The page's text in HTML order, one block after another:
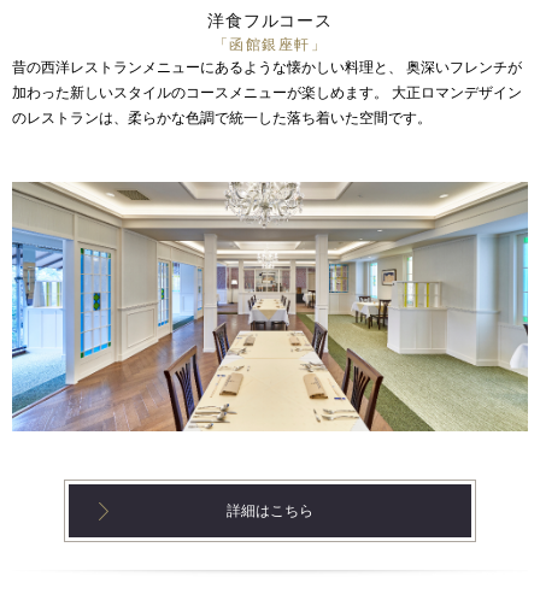
洋食フルコース
「函館銀座軒」
昔の西洋レストランメニューにあるような懐かしい料理と、
奥深いフレンチが
加わった新しいスタイルのコースメニューが楽しめます。
大正ロマンデザイン
のレストランは、柔らかな色調で統一した落ち着いた空間です。
詳細はこちら